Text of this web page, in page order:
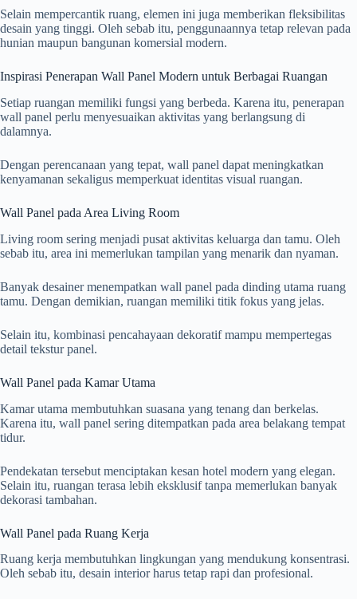
Selain mempercantik ruang, elemen ini juga memberikan fleksibilitas
desain yang tinggi. Oleh sebab itu, penggunaannya tetap relevan pada
hunian maupun bangunan komersial modern.
Inspirasi Penerapan Wall Panel Modern untuk Berbagai Ruangan
Setiap ruangan memiliki fungsi yang berbeda. Karena itu, penerapan
wall panel perlu menyesuaikan aktivitas yang berlangsung di
dalamnya.
Dengan perencanaan yang tepat, wall panel dapat meningkatkan
kenyamanan sekaligus memperkuat identitas visual ruangan.
Wall Panel pada Area Living Room
Living room sering menjadi pusat aktivitas keluarga dan tamu. Oleh
sebab itu, area ini memerlukan tampilan yang menarik dan nyaman.
Banyak desainer menempatkan wall panel pada dinding utama ruang
tamu. Dengan demikian, ruangan memiliki titik fokus yang jelas.
Selain itu, kombinasi pencahayaan dekoratif mampu mempertegas
detail tekstur panel.
Wall Panel pada Kamar Utama
Kamar utama membutuhkan suasana yang tenang dan berkelas.
Karena itu, wall panel sering ditempatkan pada area belakang tempat
tidur.
Pendekatan tersebut menciptakan kesan hotel modern yang elegan.
Selain itu, ruangan terasa lebih eksklusif tanpa memerlukan banyak
dekorasi tambahan.
Wall Panel pada Ruang Kerja
Ruang kerja membutuhkan lingkungan yang mendukung konsentrasi.
Oleh sebab itu, desain interior harus tetap rapi dan profesional.